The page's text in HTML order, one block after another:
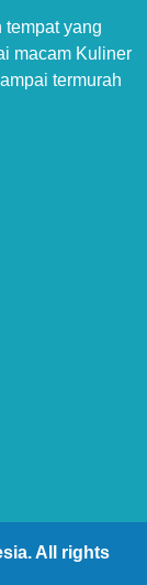
yang
macam Kuliner
termurah
. All rights